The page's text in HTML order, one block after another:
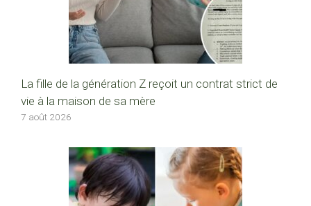
La fille de la génération Z reçoit un contrat strict de
vie à la maison de sa mère
7 août 2026